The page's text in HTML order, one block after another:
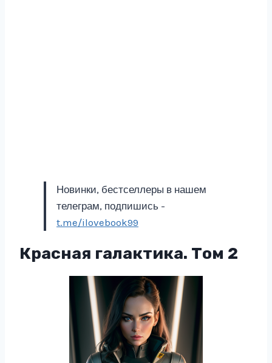
Новинки, бестселлеры в нашем
телеграм, подпишись -
t.me/ilovebook99
Красная галактика. Том 2